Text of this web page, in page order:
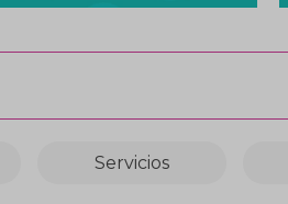
Servicios